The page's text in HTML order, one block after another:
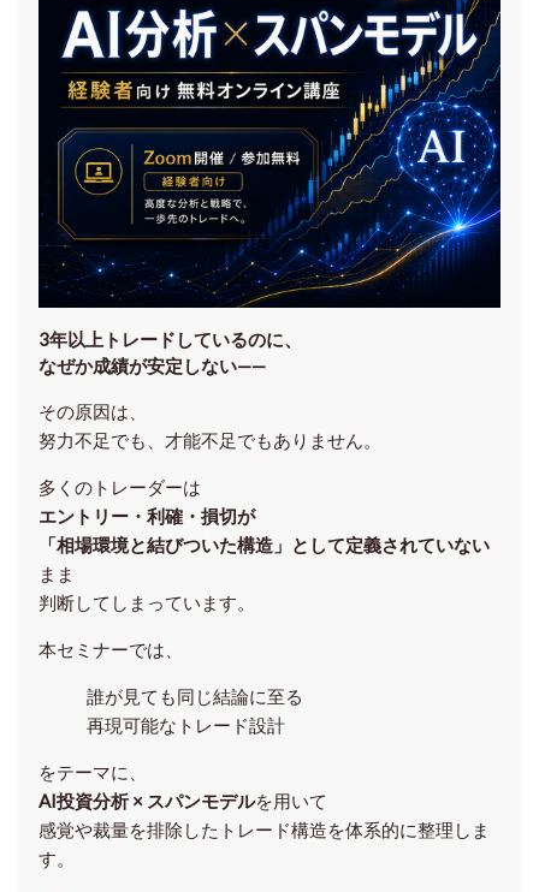
3年以上トレードしているのに、
なぜか成績が安定しない——
その原因は、
努力不足でも、才能不足でもありません。
多くのトレーダーは
エントリー・利確・損切が
「相場環境と結びついた構造」として定義されていない
まま
判断してしまっています。
本セミナーでは、
誰が見ても同じ結論に至る
再現可能なトレード設計
をテーマに、
AI投資分析 × スパンモデルを用いて
感覚や裁量を排除したトレード構造を体系的に整理しま
す。